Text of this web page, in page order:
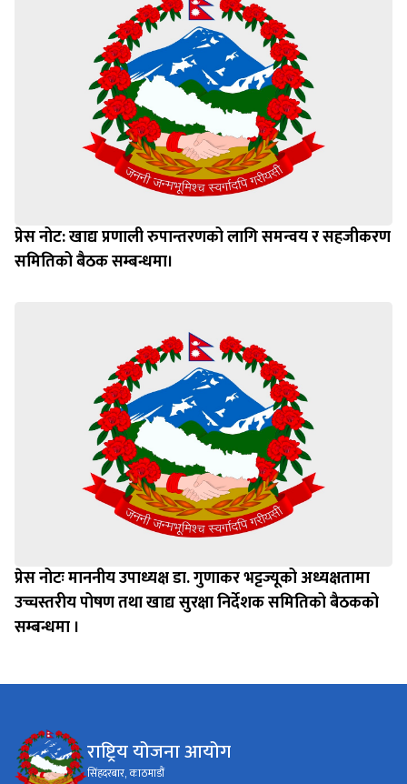
प्रेस नोट: खाद्य प्रणाली रुपान्तरणको लागि समन्वय र सहजीकरण
समितिको बैठक सम्बन्धमा।
प्रेस नोटः माननीय उपाध्यक्ष डा. गुणाकर भट्टज्यूको अध्यक्षतामा
उच्चस्तरीय पोषण तथा खाद्य सुरक्षा निर्देशक समितिको बैठकको
सम्बन्धमा ।
राष्ट्रिय योजना आयोग
सिंहदरबार, काठमाडौं